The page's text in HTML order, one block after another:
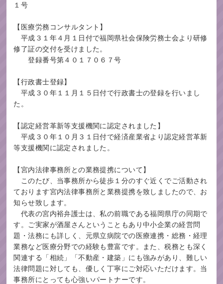
１号
【医療労務コンサルタント】
平成３１年４月１日付で福岡県社会保険労務士会より研修
修了証の交付を受けました。
登録番号第４０１７０６７号
【行政書士登録】
平成３０年１１月１５日付で行政書士の登録を行いまし
た。
【認定経営革新等支援機関に認定されました】
平成３０年１０月３１日付で経済産業省より認定経営革新
等支援機関に認定されました。
【宮内法律事務所との業務提携について】
このたび、当事務所から徒歩１分のすぐ近くでご活動され
ております宮内法律事務所と業務提携を致しましたので、お
知らせ致します。
代表の宮内裕弁護士は、私の前職である福岡県庁の同期で
す。ご実家が酒屋さんということもあり中小企業の経営問
題・法務にも詳しく、元県立病院での医療連携・総務・経理
業務など医療分野での経験も豊富です。また、税務とも深く
関連する「相続」「不動産・建築」にも強みがあり、難しい
法律問題に対しても、優しく丁寧にご対応いただけます。当
事務所にとっても心強いパートナーです。